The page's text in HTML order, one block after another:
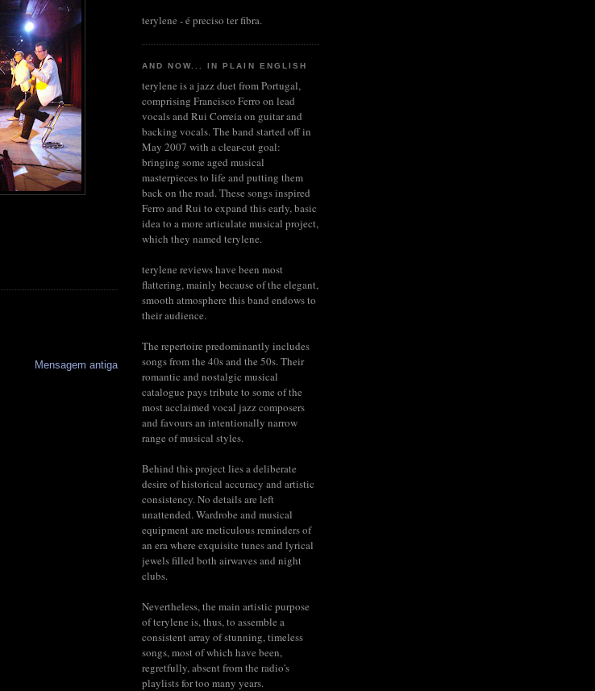
Mensagem antiga
terylene - é preciso ter fibra.
AND NOW... IN PLAIN ENGLISH
terylene is a jazz duet from Portugal,
comprising Francisco Ferro on lead
vocals and Rui Correia on guitar and
backing vocals. The band started off in
May 2007 with a clear-cut goal:
bringing some aged musical
masterpieces to life and putting them
back on the road. These songs inspired
Ferro and Rui to expand this early, basic
idea to a more articulate musical project,
which they named terylene.
terylene reviews have been most
flattering, mainly because of the elegant,
smooth atmosphere this band endows to
their audience.
The repertoire predominantly includes
songs from the 40s and the 50s. Their
romantic and nostalgic musical
catalogue pays tribute to some of the
most acclaimed vocal jazz composers
and favours an intentionally narrow
range of musical styles.
Behind this project lies a deliberate
desire of historical accuracy and artistic
consistency. No details are left
unattended. Wardrobe and musical
equipment are meticulous reminders of
an era where exquisite tunes and lyrical
jewels filled both airwaves and night
clubs.
Nevertheless, the main artistic purpose
of terylene is, thus, to assemble a
consistent array of stunning, timeless
songs, most of which have been,
regretfully, absent from the radio's
playlists for too many years.